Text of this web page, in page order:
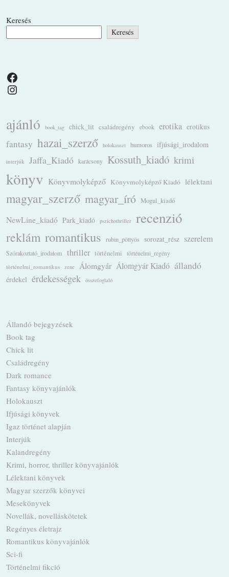
Keresés
Keresés
Facebook
Instagram
ajánló book_tag chick_lit családregény ebook erotika erotikus
fantasy hazai_szerző holokauszt humoros ifjúsági_irodalom
interjúk Jaffa_Kiadó karácsony Kossuth_kiadó krimi
könyv Könyvmolyképző Könyvmolyképző Kiadó lélektani
magyar_szerző magyar_író Mogul_kiadó
NewLine_kiadó Park_kiadó pszichothriller recenzió
reklám romantikus rubin_pöttyös sorozat_rész szerelem
Szórakoztató_irodalom thriller történelmi
történelmi_regény
történelmi_romantikus
zene Álomgyár Álomgyár Kiadó állandó
érdekel érdekességek összefoglaló
Állandó bejegyzések
Book tag
Chick lit
Családregény
Dark romance
Fantasy könyvajánlók
Holokauszt
Ifjúsági könyvek
Igaz történet alapján
Interjúk
Kalandregény
Krimi, horror, thriller könyvajánlók
Lélektani könyvek
Magyar szerzők könyvei
Mesekönyvek
Novellák, novelláskötetek
Regényes életrajz
Romantikus könyvajánlók
Sci-fi
Történelmi fikció